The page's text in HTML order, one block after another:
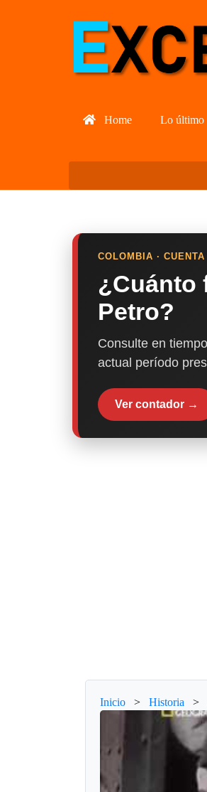
Home Lo último
COLOMBIA ·
¿Cuánto
Petro?
Consulte en
actual período
Ver contador →
Inicio > Historia >